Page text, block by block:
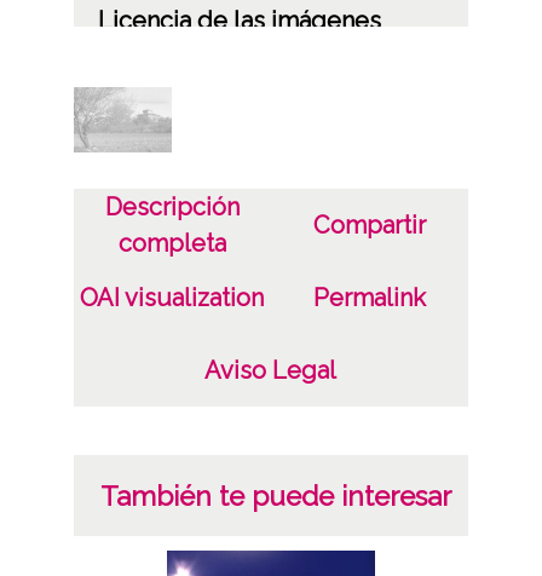
Licencia de las imágenes
Descripción
completa
Compartir
OAI visualization Permalink
Aviso Legal
También te puede interesar